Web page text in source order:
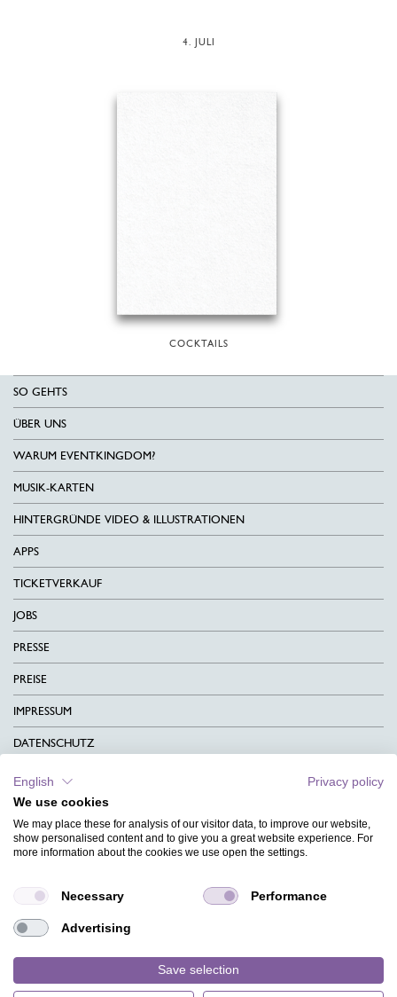
4. JULI
COCKTAILS
SO GEHTS
ÜBER UNS
WARUM EVENTKINGDOM?
MUSIK-KARTEN
HINTERGRÜNDE VIDEO & ILLUSTRATIONEN
APPS
TICKETVERKAUF
JOBS
PRESSE
PREISE
IMPRESSUM
DATENSCHUTZ
KONTAKT
AGB
CHARITY
MAGAZIN
HILFE
English
Privacy policy
We use cookies
We may place these for analysis of our visitor data, to improve our website,
show personalised content and to give you a great website experience. For
more information about the cookies we use open the settings.
Necessary Performance
Advertising
Save selection